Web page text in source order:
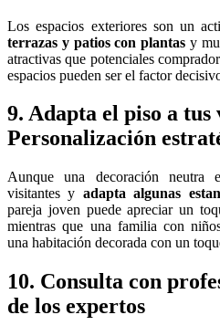
Los espacios exteriores son un
terrazas y patios con plantas y
atractivas que potenciales
espacios pueden ser el factor
9. Adapta el piso a tus
Personalización
Aunque una decoración neutra
visitantes y adapta algunas
pareja joven puede apreciar un
mientras que una familia con
una habitación decorada con un
10. Consulta con
de los expertos